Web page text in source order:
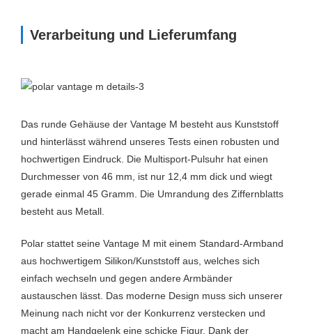
Verarbeitung und Lieferumfang
Das runde Gehäuse der Vantage M besteht aus Kunststoff
und hinterlässt während unseres Tests einen robusten und
hochwertigen Eindruck. Die Multisport-Pulsuhr hat einen
Durchmesser von 46 mm, ist nur 12,4 mm dick und wiegt
gerade einmal 45 Gramm. Die Umrandung des Ziffernblatts
besteht aus Metall.
Polar stattet seine Vantage M mit einem Standard-Armband
aus hochwertigem Silikon/Kunststoff aus, welches sich
einfach wechseln und gegen andere Armbänder
austauschen lässt. Das moderne Design muss sich unserer
Meinung nach nicht vor der Konkurrenz verstecken und
macht am Handgelenk eine schicke Figur. Dank der